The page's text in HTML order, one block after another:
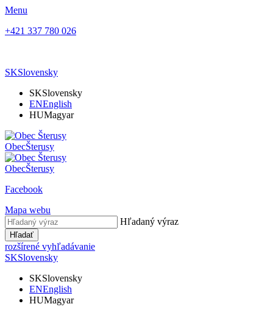
Menu
+421 337 780 026
SKSlovensky
SKSlovensky
ENEnglish
HUMagyar
ObecŠterusy
ObecŠterusy
Facebook
Mapa webu
Hľadaný výraz
Hľadať
rozšírené vyhľadávanie
SKSlovensky
SKSlovensky
ENEnglish
HUMagyar